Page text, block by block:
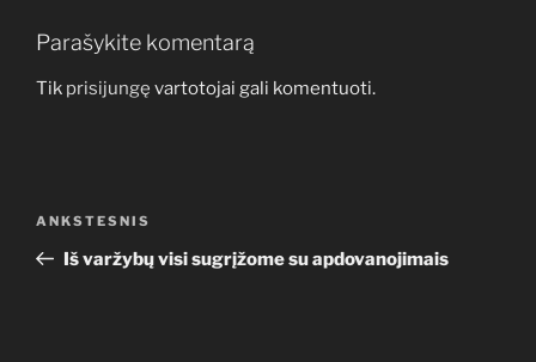
Parašykite komentarą
Tik prisijungę vartotojai gali komentuoti.
įrašų
Ankstesnis
įrašas
ANKSTESNIS
Iš varžybų visi sugrįžome su apdovanojimais